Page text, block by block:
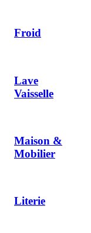
Froid
Lave
Vaisselle
Maison &
Mobilier
Literie